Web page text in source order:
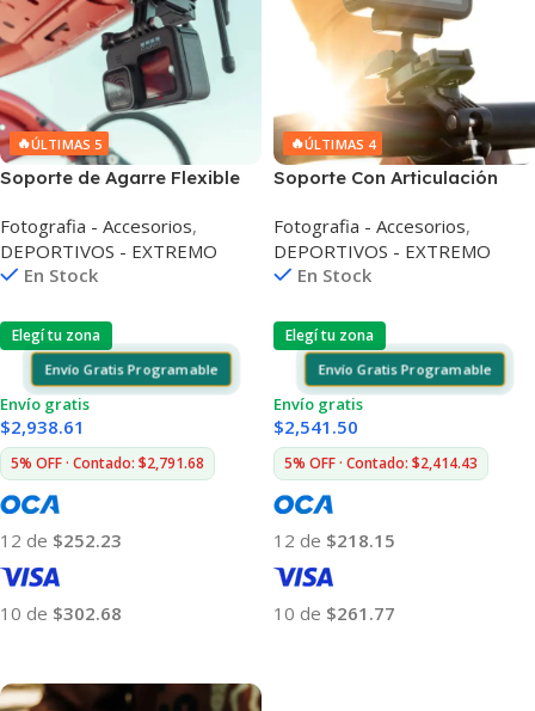
🔥ÚLTIMAS 5
Soporte de Agarre Flexible
Agrtm-002
Fotografia - Accesorios,
DEPORTIVOS - EXTREMO
En Stock
Elegí tu zona
Envío Gratis Programable
Envío gratis
$2,938.61
5% OFF · Contado: $2,791.68
12 de $252.23
10 de $302.68
🔥ÚLTIMAS 4
Soporte Con Articulación
GoPro Aemag-002
Fotografia - Accesorios,
DEPORTIVOS - EXTREMO
En Stock
Elegí tu zona
Envío Gratis Programable
Envío gratis
$2,541.50
5% OFF · Contado: $2,414.43
12 de $218.15
10 de $261.77